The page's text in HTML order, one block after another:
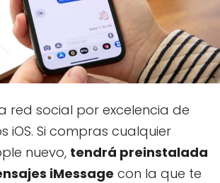
red social por excelencia de
iOS. Si compras cualquier
nuevo, tendrá preinstalada
iMessage con la que te